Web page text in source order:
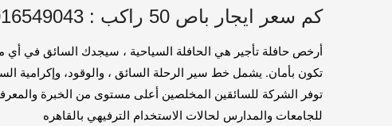
كم سعر ايجار باص 50 راكب : 01016549043
أرخص حافلة تأجير هي الحافلة السياحية ، سيجدك السائق في
للجامعات والمدارس لحالات الاستخدام الترفيهي بالقاهره